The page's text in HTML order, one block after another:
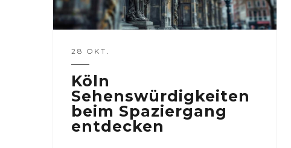
28 OKT.
Köln
Sehenswürdigkeiten
beim Spaziergang
entdecken